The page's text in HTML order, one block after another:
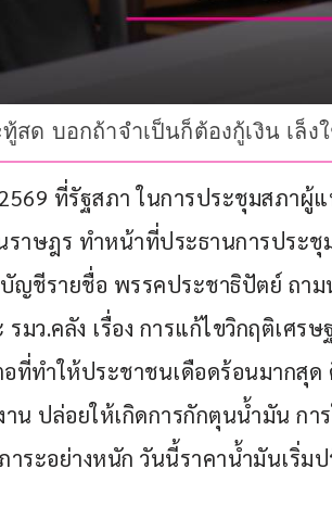
สด บอกถ้าจำเป็นก็ต้องกู้เงิน เ
2569 ที่รัฐสภา ในการประชุมสภ
าษฎร ทำหน้าที่ประธานการประชุ
ญชีรายชื่อ พรรคประชาธิปัตย์ ถา
มว.คลัง เรื่อง การแก้ไขวิกฤติเศ
ที่ทำให้ประชาชนเดือดร้อนมากสุ
น ปล่อยให้เกิดการกักตุนน้ำมัน กา
ระอย่างหนัก วันนี้ราคาน้ำมันเริ่ม